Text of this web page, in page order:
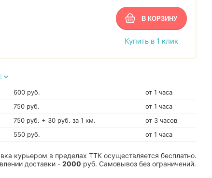
Купить в 1 клик
600 руб.
от 1 часа
750 руб.
от 1 часа
750 руб. + 30 руб. за 1 км.
от 3 часов
550 руб. от 1 часа
курьером в пределах ТТК осуществляется бесплатно.
доставки - 2000 руб. Самовывоз без ограничений.